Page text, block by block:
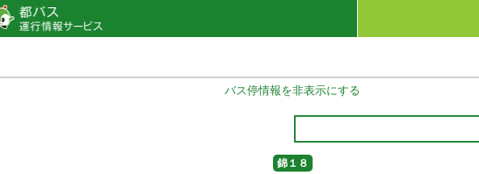
バス停情報を非表示にする
錦１８